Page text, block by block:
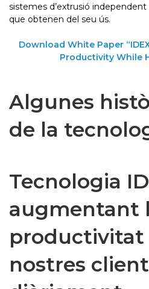
sistemes d’extrusió
que obtenen del seu ús.
Download White Paper
Productivity While
Algunes
de la
Tecnologia
augmentant
productivitat
nostres